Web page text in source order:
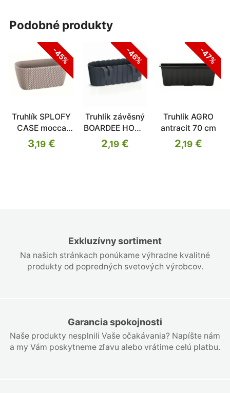
Exkluzívny sortiment
Na našich stránkach ponúkame výhradne kvalitné
produkty od popredných svetových výrobcov.
Garancia spokojnosti
Naše produkty nesplnili Vaše očakávania? Napíšte nám
a my Vám poskytneme zľavu alebo vrátime celú platbu.
podobné produkty
-45%
Truhlík SPLOFY
CASE mocca
39,7cm
3,19€
-46%
Truhlík závěsný
BOARDEE HOOK
antracit 38,3cm
2,19€
-47%
Truhlík AGRO
antracit 70 cm
2,19 €